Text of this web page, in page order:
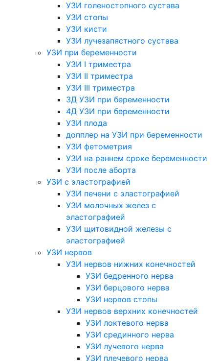
УЗИ голеностопного сустава
УЗИ стопы
УЗИ кисти
УЗИ лучезапястного сустава
УЗИ при беременности
УЗИ I триместра
УЗИ II триместра
УЗИ III триместра
3Д УЗИ при беременности
4Д УЗИ при беременности
УЗИ плода
допплер на УЗИ при беременности
УЗИ фетометрия
УЗИ на раннем сроке беременности
УЗИ после аборта
УЗИ с эластографией
УЗИ печени с эластографией
УЗИ молочных желез с
эластографией
УЗИ щитовидной железы с
эластографией
УЗИ нервов
УЗИ нервов нижних конечностей
УЗИ бедренного нерва
УЗИ берцового нерва
УЗИ нервов стопы
УЗИ нервов верхних конечностей
УЗИ локтевого нерва
УЗИ срединного нерва
УЗИ лучевого нерва
УЗИ плечевого нерва